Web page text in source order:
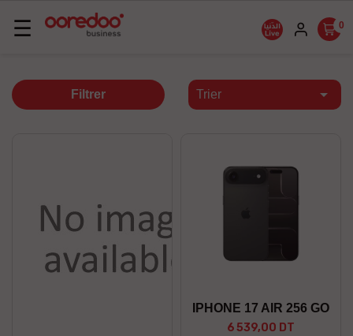
Basculer
☰ 0
Filtrer Trier 
IPHONE 17 AIR 256 GO
6 539,00 DT